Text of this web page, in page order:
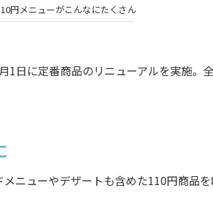
円メニューがこんなにたくさん
日に定番商品のリニューアルを実施。
ニューやデザートも含めた110円商品